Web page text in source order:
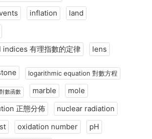
inflation
land
有理指數的定律
lens
logarithmic equation 對數方程
數函數 marble
mole
正態分佈
nuclear radiation
oxidation number
pH